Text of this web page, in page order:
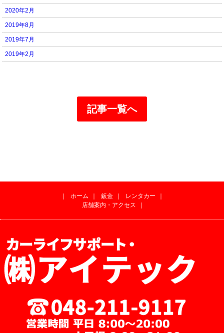
2020年2月
2019年8月
2019年7月
2019年2月
記事一覧へ
｜ ホーム ｜ 鈑金 ｜ レンタカー
｜
店舗案内・アクセス
｜